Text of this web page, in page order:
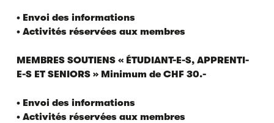
• Envoi des informations
• Activités réservées aux membres
MEMBRES SOUTIENS « ÉTUDIANT-E-S, APPRENTI-
E-S ET SENIORS » Minimum de CHF 30.-
• Envoi des informations
• Activités réservées aux membres